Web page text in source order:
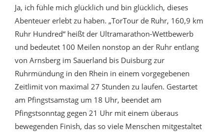
Ja, ich fühle mich glücklich und bin glücklich, dieses
Abenteuer erlebt zu haben. „TorTour de Ruhr, 160,9 km
Ruhr Hundred“ heißt der Ultramarathon-Wettbewerb
und bedeutet 100 Meilen nonstop an der Ruhr entlang
von Arnsberg im Sauerland bis Duisburg zur
Ruhrmündung in den Rhein in einem vorgegebenen
Zeitlimit von maximal 27 Stunden zu laufen. Gestartet
am Pfingstsamstag um 18 Uhr, beendet am
Pfingstsonntag gegen 21 Uhr mit einem überaus
bewegenden Finish, das so viele Menschen mitgestaltet